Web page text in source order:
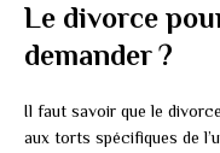
Le divorce
demander ?
Il faut savoir que le
aux torts spécifiques de